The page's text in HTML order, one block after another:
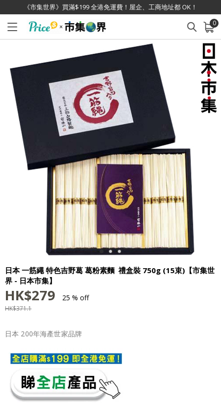
《市集世界》買滿$199 全港免運費！屋企、工商地址都 OK！
0
已加入購物車 查看
日本 一筋繩 特色吉野葛 葛粉素麵 禮盒裝 750g (15束)【市集世
界 - 日本市集】
HK$279 25 % off
HK$371.1
日本 200年海產世家品牌